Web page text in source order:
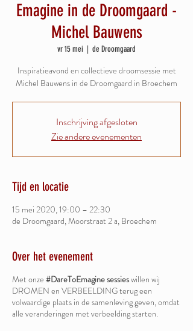
Emagine in de Droomgaard -
Michel Bauwens
vr 15 mei
  |
de Droomgaard
Inspiratieavond en collectieve droomsessie met
Michel Bauwens in de Droomgaard in Broechem
Inschrijving afgesloten
Zie andere evenementen
Tijd en locatie
15 mei 2020, 19:00 – 22:30
de Droomgaard, Moorstraat 2 a, Broechem
Over het evenement
Met onze #DareToEmagine sessieswillen wij
DROMEN en VERBEELDING terug een
volwaardige plaats in de samenleving geven, omdat
alle veranderingen met verbeelding starten.